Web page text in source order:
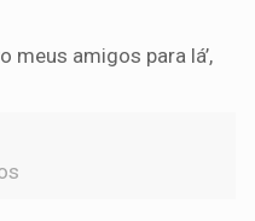
meus amigos para lá’,